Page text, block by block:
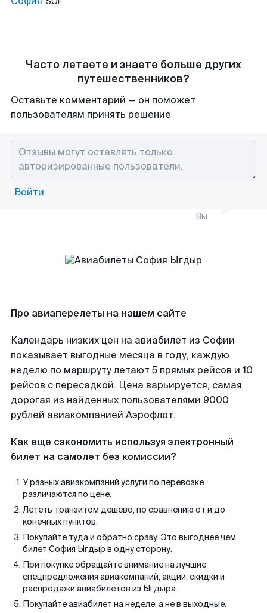
Часто летаете и знаете больше других
путешественников?
Оставьте комментарий — он поможет
пользователям принять решение
Войти
Вы
Про авиаперелеты на нашем сайте
Календарь низких цен на авиабилет из Софии
показывает выгодные месяца в году, каждую
неделю по маршруту летают 5 прямых рейсов и 10
рейсов с пересадкой. Цена варьируется, самая
дорогая из найденных пользователями 9000
рублей авиакомпанией Аэрофлот.
Как еще сэкономить используя электронный
билет на самолет без комиссии?
У разных авиакомпаний услуги по перевозке
различаются по цене.
Лететь транзитом дешево, по сравнению от и до
конечных пунктов.
Покупайте туда и обратно сразу. Это выгоднее чем
билет София Ыгдыр в одну сторону.
При покупке обращайте внимание на лучшие
спецпредложения авиакомпаний, акции, скидки и
распродажи авиабилетов из Ыгдыра.
Покупайте авиабилет на неделе, а не в выходные.